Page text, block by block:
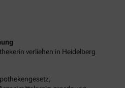
verliehen in Heidelberg